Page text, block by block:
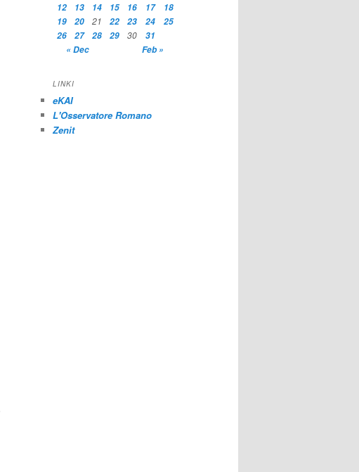
12
13 14 15 16 17
18
19
20 21 22 23 24
25
26
27 28 29 30
31
« Dec
Feb »
LINKI
eKAI
L'Osservatore Romano
Zenit